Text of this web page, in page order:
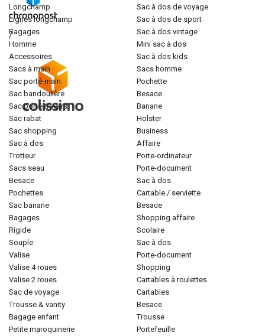
/
longchamp
lignes longchamp
bagages
homme
accessoires
sacs à main
sac porté-main
sac bandoulière
sac porté-travers
sac rabat
sac shopping
sac à dos
trotteur
sacs seau
besace
pochettes
sac banane
bagages
rigide
souple
valise
valise 4 roues
valise 2 roues
sac de voyage
trousse & vanity
bagage enfant
petite maroquinerie
sac à dos de voyage
sac à dos de sport
sac à dos vintage
mini sac à dos
sac à dos kids
sacs homme
pochette
besace
banane
holster
business
affaire
porte-ordinateur
porte-document
sac à dos
cartable / serviette
besace
shopping affaire
scolaire
sac à dos
porte-document
shopping
cartables à roulettes
cartables
besace
trousse
portefeuille